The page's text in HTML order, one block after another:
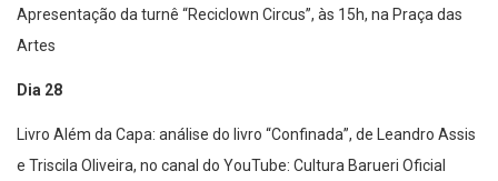
Apresentação da turnê “Reciclown Circus”, às 15h, na Praça das
Artes
Dia 28
Livro Além da Capa: análise do livro “Confinada”, de Leandro Assis
e Triscila Oliveira, no canal do YouTube: Cultura Barueri Oficial